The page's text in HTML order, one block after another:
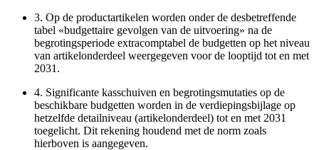
3. Op de productartikelen worden onder de desbetreffende
tabel «budgettaire gevolgen van de uitvoering» na de
begrotingsperiode extracomptabel de budgetten op het niveau
van artikelonderdeel weergegeven voor de looptijd tot en met
2031.
4. Significante kasschuiven en begrotingsmutaties op de
beschikbare budgetten worden in de verdiepingsbijlage op
hetzelfde detailniveau (artikelonderdeel) tot en met 2031
toegelicht. Dit rekening houdend met de norm zoals
hierboven is aangegeven.